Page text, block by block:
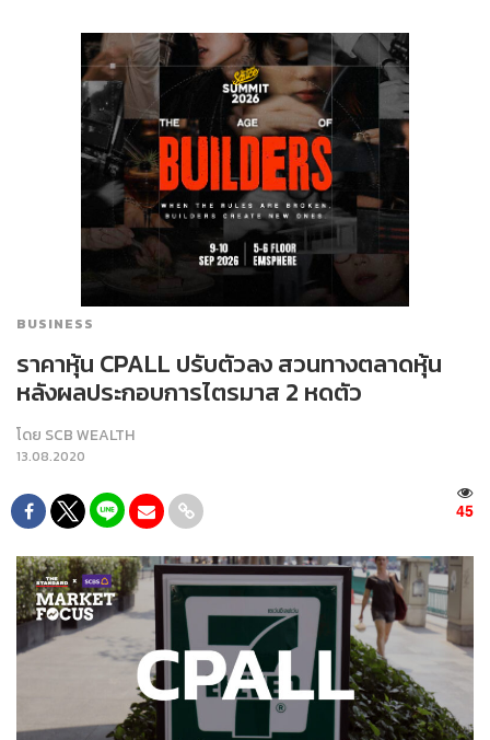
BUSINESS
ราคาหุ้น CPALL ปรับตัวลง สวนทางตลาดหุ้น
หลังผลประกอบการไตรมาส 2 หดตัว
โดย SCB WEALTH
13.08.2020
45